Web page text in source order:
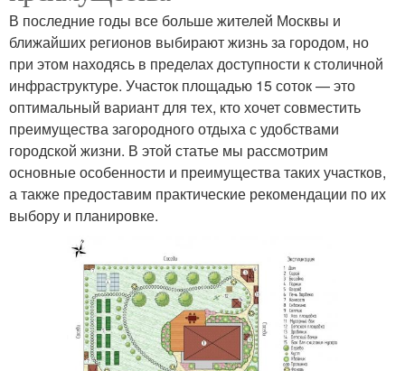
В последние годы все больше жителей Москвы и
ближайших регионов выбирают жизнь за городом, но
при этом находясь в пределах доступности к столичной
инфраструктуре. Участок площадью 15 соток — это
оптимальный вариант для тех, кто хочет совместить
преимущества загородного отдыха с удобствами
городской жизни. В этой статье мы рассмотрим
основные особенности и преимущества таких участков,
а также предоставим практические рекомендации по их
выбору и планировке.